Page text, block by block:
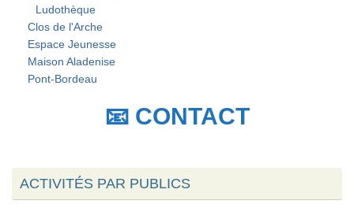
Ludothèque
Clos de l'Arche
Espace Jeunesse
Maison Aladenise
Pont-Bordeau
📧 CONTACT
ACTIVITÉS PAR PUBLICS